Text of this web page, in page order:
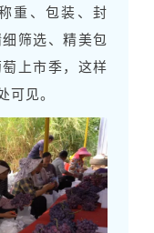
重、包装、封
筛选、精美包
上市季，这样
可见。